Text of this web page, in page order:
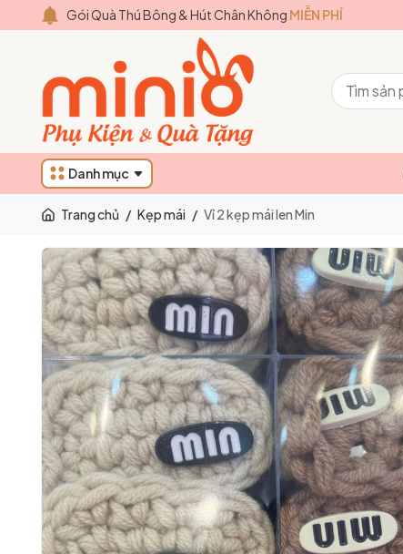
Gói Quà Thú Bông & Hút Chân Không MIỄN PHÍ
Danh mục
Trang chủ / Kẹp mái / Vỉ 2 kẹp mái len Min